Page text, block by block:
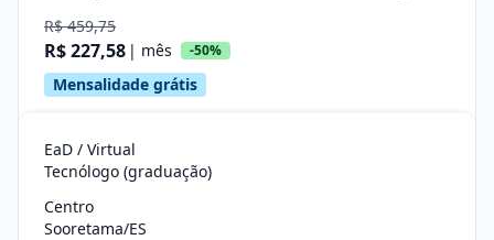
R$ 459,75
R$ 227,58 | mês -50%
Mensalidade grátis
EaD / Virtual
Tecnólogo (graduação)
Centro
Sooretama/ES